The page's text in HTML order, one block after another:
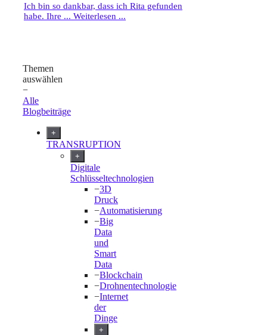
Ich bin so dankbar, dass ich Rita gefunden
habe. Ihre ... Weiterlesen ...
Themen
auswählen
−
Alle
Blogbeiträge
+
TRANSRUPTION
+
Digitale
Schlüsseltechnologien
−3D
Druck
−Automatisierung
−Big
Data
und
Smart
Data
−Blockchain
−Drohnentechnologie
−Internet
der
Dinge
+